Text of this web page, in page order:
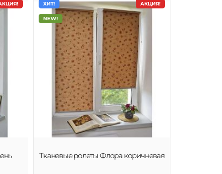
АКЦИЯ!
ХИТ!
NEW!
Тканевые ролеты Флора коричневая